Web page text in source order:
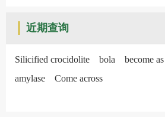
近期查询
Silicified crocidolite bola
become
amylase
Come across